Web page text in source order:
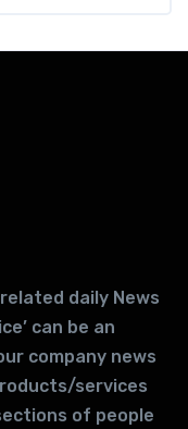
daily News
can be an
company news
services
of people